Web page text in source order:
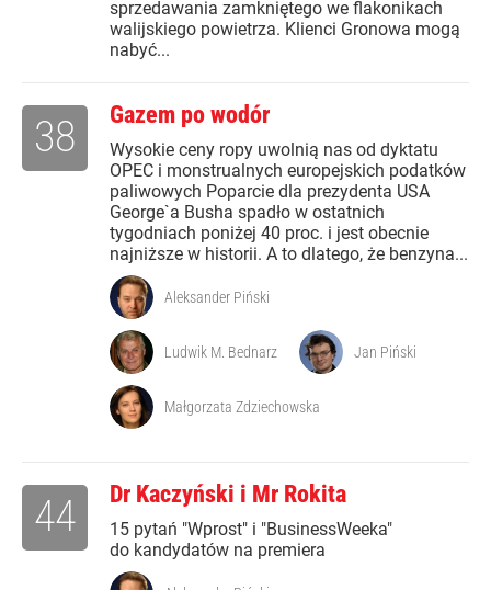
sprzedawania zamkniętego we flakonikach
walijskiego powietrza. Klienci Gronowa mogą
nabyć...
Gazem po wodór
Wysokie ceny ropy uwolnią nas od dyktatu
OPEC i monstrualnych europejskich podatków
paliwowych Poparcie dla prezydenta USA
George`a Busha spadło w ostatnich
tygodniach poniżej 40 proc. i jest obecnie
najniższe w historii. A to dlatego, że benzyna...
38
Aleksander Piński
Ludwik M. Bednarz Jan Piński
Małgorzata Zdziechowska
Dr Kaczyński i Mr Rokita
15 pytań "Wprost" i "BusinessWeeka"
do kandydatów na premiera
44